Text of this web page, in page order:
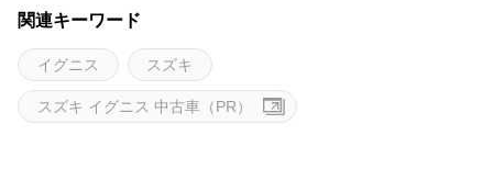
関連キーワード
イグニス スズキ
スズキ イグニス 中古車（PR）